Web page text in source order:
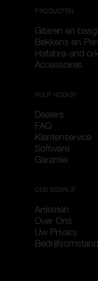
PRODUCTEN
Gitaren en
Bekkens en
Hafabra-and
Accessoires
HULP NODIG?
Dealers
FAQ
Klantenservice
Software
Garantie
ONS BEDRIJF
Artiesten
Over Ons
Uw Privacy